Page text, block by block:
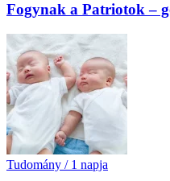
Fogynak a Patriotok –
Tudomány / 1 napja